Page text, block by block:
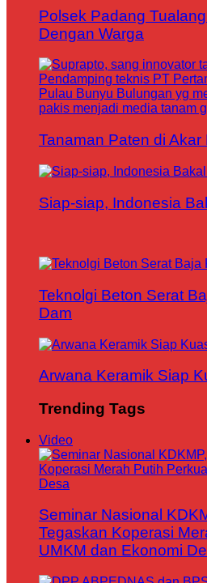
Polsek Padang
Dengan Warga
Tanaman Paten di Akar
Siap-siap, Indonesia
Teknolgi Beton Serat
Dam
Arwana Keramik Siap
Trending Tags
Video
Seminar Nasional
Tegaskan Koperasi
UMKM dan Ekonomi